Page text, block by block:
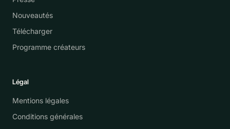
Nouveautés
Télécharger
Programme créateurs
Légal
Mentions légales
Conditions générales